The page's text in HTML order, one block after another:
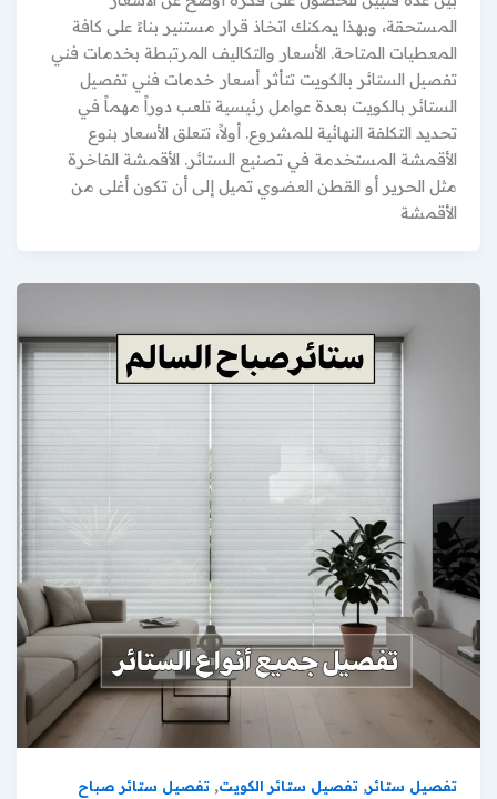
المستحقة، وبهذا يمكنك اتخاذ قرار مستنير بناءً على كافة
المعطيات المتاحة. الأسعار والتكاليف المرتبطة بخدمات فني
تفصيل الستائر بالكويت تتأثر أسعار خدمات فني تفصيل
الستائر بالكويت بعدة عوامل رئيسية تلعب دوراً مهماً في
تحديد التكلفة النهائية للمشروع. أولاً، تتعلق الأسعار بنوع
الأقمشة المستخدمة في تصنيع الستائر. الأقمشة الفاخرة
مثل الحرير أو القطن العضوي تميل إلى أن تكون أغلى من
الأقمشة
تفصيل ستائر,تفصيل ستائر الكويت,تفصيل ستائر صباح